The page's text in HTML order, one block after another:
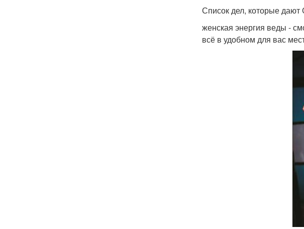
Список дел, которые дают
женская энергия веды -
всё в удобном для вас